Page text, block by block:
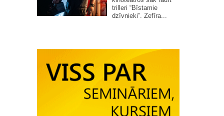
trilleri “Bīstamie
dzīvnieki”. Zefīra...